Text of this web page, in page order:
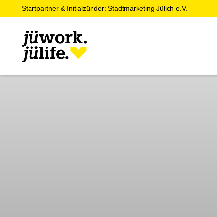
Startpartner & Initialzünder: Stadtmarketing Jülich e.V.